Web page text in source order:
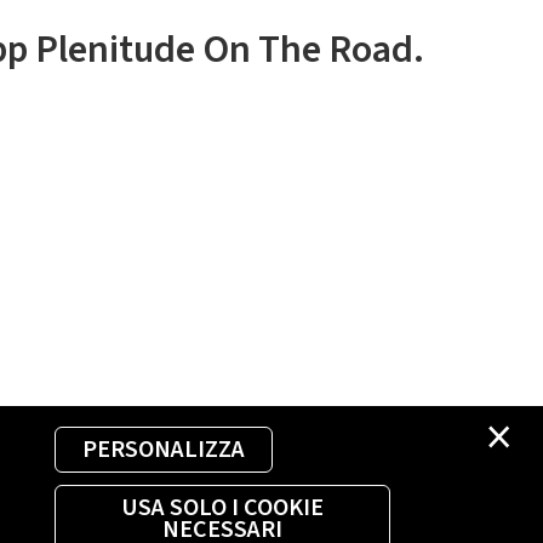
×
PERSONALIZZA
USA SOLO I COOKIE
NECESSARI
Plenitude On The Road.